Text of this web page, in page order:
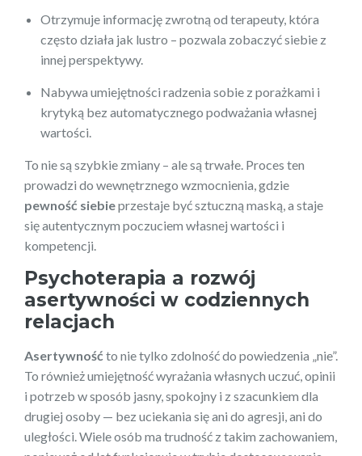
Otrzymuje informację zwrotną od terapeuty, która
często działa jak lustro – pozwala zobaczyć siebie z
innej perspektywy.
Nabywa umiejętności radzenia sobie z porażkami i
krytyką bez automatycznego podważania własnej
wartości.
To nie są szybkie zmiany – ale są trwałe. Proces ten
prowadzi do wewnętrznego wzmocnienia, gdzie
pewność siebieprzestaje być sztuczną maską, a staje
się autentycznym poczuciem własnej wartości i
kompetencji.
Psychoterapia a rozwój
asertywności w codziennych
relacjach
Asertywność to nie tylko zdolność do powiedzenia „nie”.
To również umiejętność wyrażania własnych uczuć, opinii
i potrzeb w sposób jasny, spokojny i z szacunkiem dla
drugiej osoby — bez uciekania się ani do agresji, ani do
uległości. Wiele osób ma trudność z takim zachowaniem,